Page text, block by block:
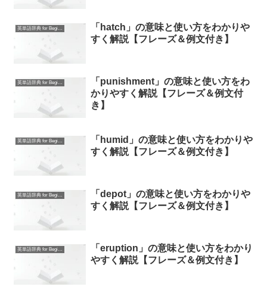
英単語辞典 for Beginners
「hatch」の意味と使い方をわかりや
すく解説【フレーズ＆例文付き】
英単語辞典 for Beginners
「punishment」の意味と使い方をわ
かりやすく解説【フレーズ＆例文付
き】
英単語辞典 for Beginners
「humid」の意味と使い方をわかりや
すく解説【フレーズ＆例文付き】
英単語辞典 for Beginners
「depot」の意味と使い方をわかりや
すく解説【フレーズ＆例文付き】
英単語辞典 for Beginners
「eruption」の意味と使い方をわかり
やすく解説【フレーズ＆例文付き】